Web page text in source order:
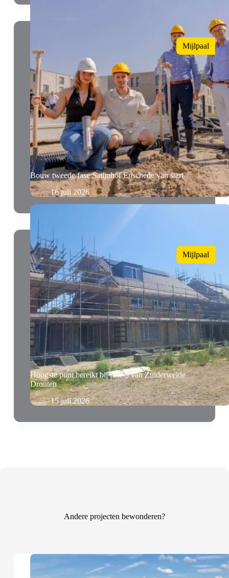
Mijlpaal
Bouw tweede fase Satijnhof Enschede van start
16 juli 2026
Mijlpaal
Hoogste punt bereikt bij fase 3 van Zuiderweide
Dronten
15 juli 2026
Andere projecten bewonderen?